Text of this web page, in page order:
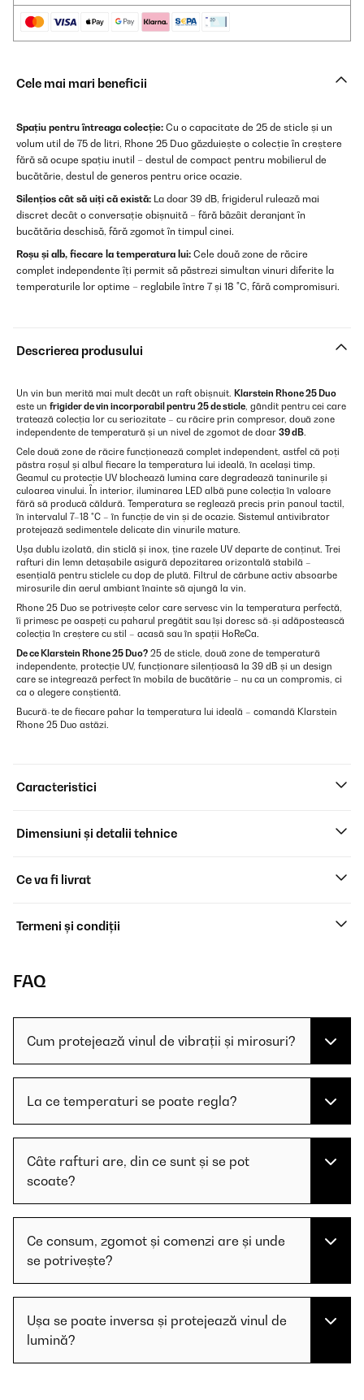
Cele mai mari beneficii
Spațiu pentru întreaga colecție: Cu o capacitate de 25 de sticle și un
volum util de 75 de litri, Rhone 25 Duo găzduiește o colecție în creștere
fără să ocupe spațiu inutil – destul de compact pentru mobilierul de
bucătărie, destul de generos pentru orice ocazie.
Silențios cât să uiți că există: La doar 39 dB, frigiderul rulează mai
discret decât o conversație obișnuită – fără bâzâit deranjant în
bucătăria deschisă, fără zgomot în timpul cinei.
Roșu și alb, fiecare la temperatura lui: Cele două zone de răcire
complet independente îți permit să păstrezi simultan vinuri diferite la
temperaturile lor optime – reglabile între 7 și 18 °C, fără compromisuri.
Descrierea produsului
Un vin bun merită mai mult decât un raft obișnuit. Klarstein Rhone 25 Duo
este un frigider de vin incorporabil pentru 25 de sticle, gândit pentru cei care
tratează colecția lor cu seriozitate – cu răcire prin compresor, două zone
independente de temperatură și un nivel de zgomot de doar 39 dB.
Cele două zone de răcire funcționează complet independent, astfel că poți
păstra roșul și albul fiecare la temperatura lui ideală, în același timp.
Geamul cu protecție UV blochează lumina care degradează taninurile și
culoarea vinului. În interior, iluminarea LED albă pune colecția în valoare
fără să producă căldură. Temperatura se reglează precis prin panoul tactil,
în intervalul 7–18 °C – în funcție de vin și de ocazie. Sistemul antivibrator
protejează sedimentele delicate din vinurile mature.
Ușa dublu izolată, din sticlă și inox, ține razele UV departe de conținut. Trei
rafturi din lemn detașabile asigură depozitarea orizontală stabilă –
esențială pentru sticlele cu dop de plută. Filtrul de cărbune activ absoarbe
mirosurile din aerul ambiant înainte să ajungă la vin.
Rhone 25 Duo se potrivește celor care servesc vin la temperatura perfectă,
îi primesc pe oaspeți cu paharul pregătit sau își doresc să-și adăpostească
colecția în creștere cu stil – acasă sau în spații HoReCa.
De ce Klarstein Rhone 25 Duo? 25 de sticle, două zone de temperatură
independente, protecție UV, funcționare silențioasă la 39 dB și un design
care se integrează perfect în mobila de bucătărie – nu ca un compromis, ci
ca o alegere conștientă.
Bucură-te de fiecare pahar la temperatura lui ideală – comandă Klarstein
Rhone 25 Duo astăzi.
Caracteristici
Dimensiuni și detalii tehnice
Ce va fi livrat
Termeni și condiții
FAQ
Cum protejează vinul de vibrații și mirosuri?
La ce temperaturi se poate regla?
Câte rafturi are, din ce sunt și se pot
scoate?
Ce consum, zgomot și comenzi are și unde
se potrivește?
Ușa se poate inversa și protejează vinul de
lumină?